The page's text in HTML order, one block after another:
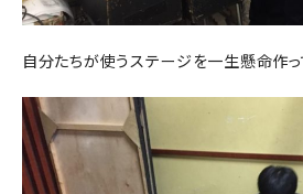
自分たちが使うステージを一生懸命作っ